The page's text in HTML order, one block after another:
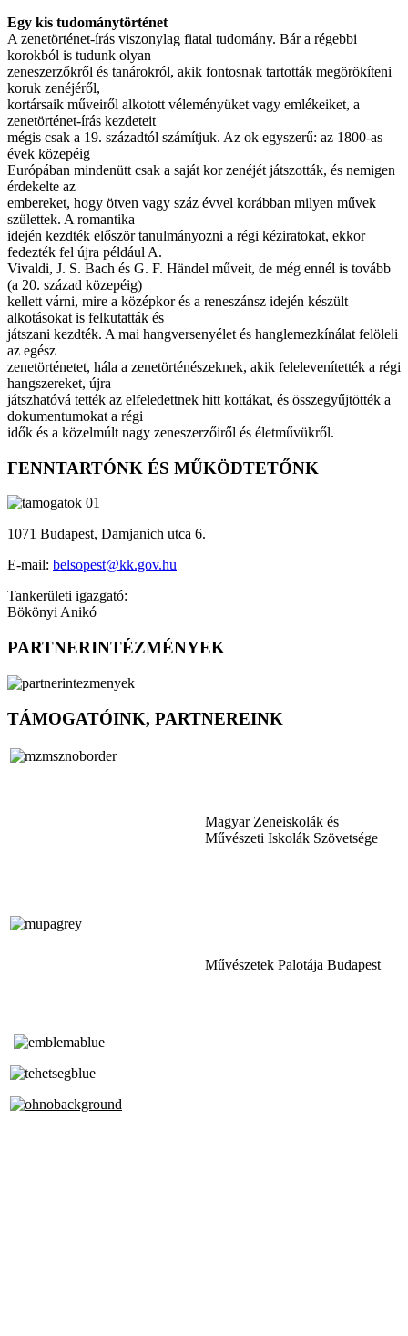
Egy kis tudománytörténet
A zenetörténet-írás viszonylag fiatal tudomány. Bár a régebbi
korokból is tudunk olyan
zeneszerzőkről és tanárokról, akik fontosnak tartották megörökíteni
koruk zenéjéről,
kortársaik műveiről alkotott véleményüket vagy emlékeiket, a
zenetörténet-írás kezdeteit
mégis csak a 19. századtól számítjuk. Az ok egyszerű: az 1800-as
évek közepéig
Európában mindenütt csak a saját kor zenéjét játszották, és nemigen
érdekelte az
embereket, hogy ötven vagy száz évvel korábban milyen művek
születtek. A romantika
idején kezdték először tanulmányozni a régi kéziratokat, ekkor
fedezték fel újra például A.
Vivaldi, J. S. Bach és G. F. Händel műveit, de még ennél is tovább
(a 20. század közepéig)
kellett várni, mire a középkor és a reneszánsz idején készült
alkotásokat is felkutatták és
játszani kezdték. A mai hangversenyélet és hanglemezkínálat felöleli
az egész
zenetörténetet, hála a zenetörténészeknek, akik felelevenítették a régi
hangszereket, újra
játszhatóvá tették az elfeledettnek hitt kottákat, és összegyűjtötték a
dokumentumokat a régi
idők és a közelmúlt nagy zeneszerzőiről és életművükről.
FENNTARTÓNK ÉS MŰKÖDTETŐNK
1071 Budapest, Damjanich utca 6.
E-mail: belsopest@kk.gov.hu
Tankerületi igazgató:
Bökönyi Anikó
PARTNERINTÉZMÉNYEK
TÁMOGATÓINK, PARTNEREINK
Magyar Zeneiskolák és
Művészeti Iskolák Szövetsége
Művészetek Palotája Budapest